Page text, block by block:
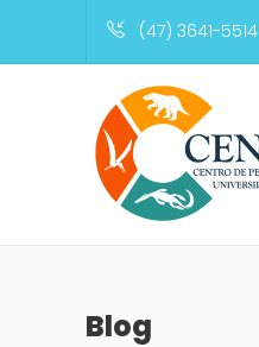
(47) 3641-5514
Blog